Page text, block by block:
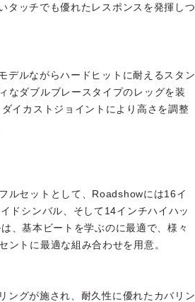
タッチでも優れたレスポンスを発揮しつ
デルながらハードヒットに耐えるスタン
なダブルブレースタイプのレッグを装
イカストジョイントにより高さを調整
ルセットとして、Roadshowには16イ
ドシンバル、そして14インチハイハッ
、基本ビートを学ぶのに最適で、様々
ントに最適な組み合わせを用意。
ングが施され、耐久性に優れたカバリン